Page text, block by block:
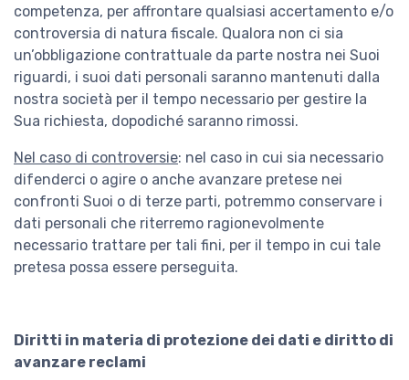
competenza, per affrontare qualsiasi accertamento e/o
controversia di natura fiscale. Qualora non ci sia
un’obbligazione contrattuale da parte nostra nei Suoi
riguardi, i suoi dati personali saranno mantenuti dalla
nostra società per il tempo necessario per gestire la
Sua richiesta, dopodiché saranno rimossi.
Nel caso di controversie: nel caso in cui sia necessario
difenderci o agire o anche avanzare pretese nei
confronti Suoi o di terze parti, potremmo conservare i
dati personali che riterremo ragionevolmente
necessario trattare per tali fini, per il tempo in cui tale
pretesa possa essere perseguita.
Diritti in materia di protezione dei dati e diritto di
avanzare reclami